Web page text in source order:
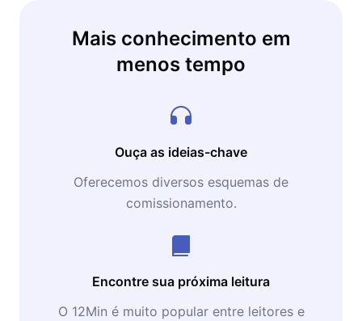
Mais conhecimento em
menos tempo
Ouça as ideias-chave
Oferecemos diversos esquemas de
comissionamento.
Encontre sua próxima leitura
O 12Min é muito popular entre leitores e